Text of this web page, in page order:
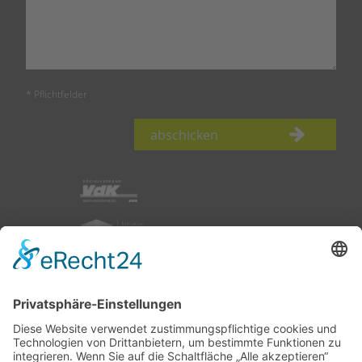
* Pflichtfelder
abschicken